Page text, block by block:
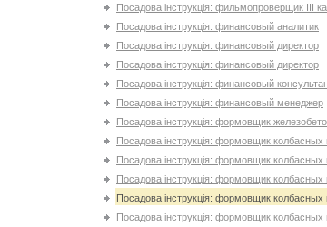
Посадова інструкція: фильмопроверщик IІІ
Посадова інструкція: финансовый аналитик
Посадова інструкція: финансовый директор
Посадова інструкція: финансовый директор
Посадова інструкція: финансовый
Посадова інструкція: финансовый менеджер
Посадова інструкція: формовщик
Посадова інструкція: формовщик колбасных
Посадова інструкція: формовщик колбасных
Посадова інструкція: формовщик колбасных
Посадова інструкція: формовщик колбасных
Посадова інструкція: формовщик колбасных